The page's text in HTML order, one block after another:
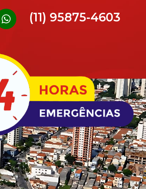
(11) 95875-4603